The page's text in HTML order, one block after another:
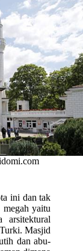
ini dan tak
yaitu
Masjid
dan abu-